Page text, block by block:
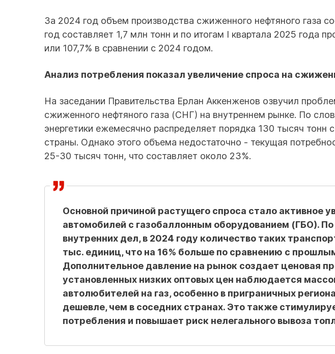
За 2024 год объем производства сжиженного нефтяного газа
год составляет 1,7 млн тонн и по итогам I квартала 2025 года
или 107,7% в сравнении с 2024 годом.
Анализ потребления показал увеличение спроса на
На заседании Правительства Ерлан Аккенженов озвучил
сжиженного нефтяного газа (СНГ) на внутреннем рынке. По
энергетики ежемесячно распределяет порядка 130 тысяч тонн
страны. Однако этого объема недостаточно - текущая
25-30 тысяч тонн, что составляет около 23%.
Основной причиной растущего спроса стало активное
автомобилей с газобаллонным оборудованием (ГБО).
внутренних дел, в 2024 году количество таких
тыс. единиц, что на 16% больше по сравнению с
Дополнительное давление на рынок создает ценовая
установленных низких оптовых цен наблюдается
автолюбителей на газ, особенно в приграничных
дешевле, чем в соседних странах. Это также
потребления и повышает риск нелегального вывоза